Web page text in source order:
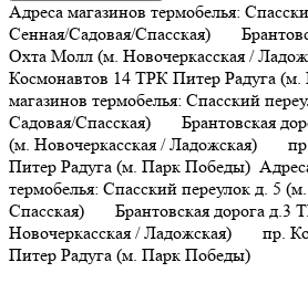
Адреса магазинов термобелья:
Сенная/Садовая/Спасская)
Охта Молл (м. Новочеркасская /
Космонавтов 14 ТРК Питер Радуга
магазинов термобелья: Спасский
Садовая/Спасская) Брантовская
(м. Новочеркасская / Ладожская)
Питер Радуга (м. Парк Победы)
термобелья: Спасский переулок д. 5
Спасская) Брантовская дорога д.3
Новочеркасская / Ладожская) пр.
Питер Радуга (м. Парк Победы)